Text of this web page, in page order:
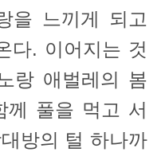
을 느끼게 되고
다. 이어지는 것
랑 애벌레의 봄
께 풀을 먹고 서
방의 털 하나까